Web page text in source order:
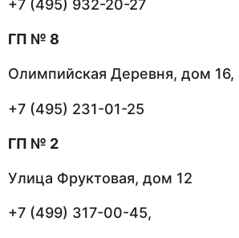
+7 (495) 932-20-27
ГП № 8
Олимпийская Деревня, дом 16,
+7 (495) 231-01-25
ГП № 2
Улица Фруктовая, дом 12
+7 (499) 317-00-45,